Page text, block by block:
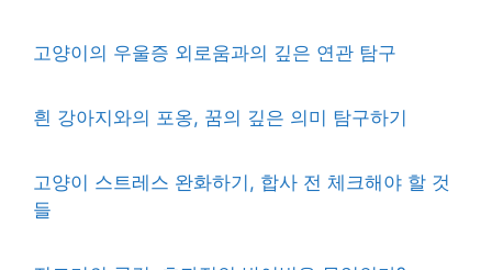
고양이의 우울증 외로움과의 깊은 연관 탐구
흰 강아지와의 포옹, 꿈의 깊은 의미 탐구하기
고양이 스트레스 완화하기, 합사 전 체크해야 할 것
들